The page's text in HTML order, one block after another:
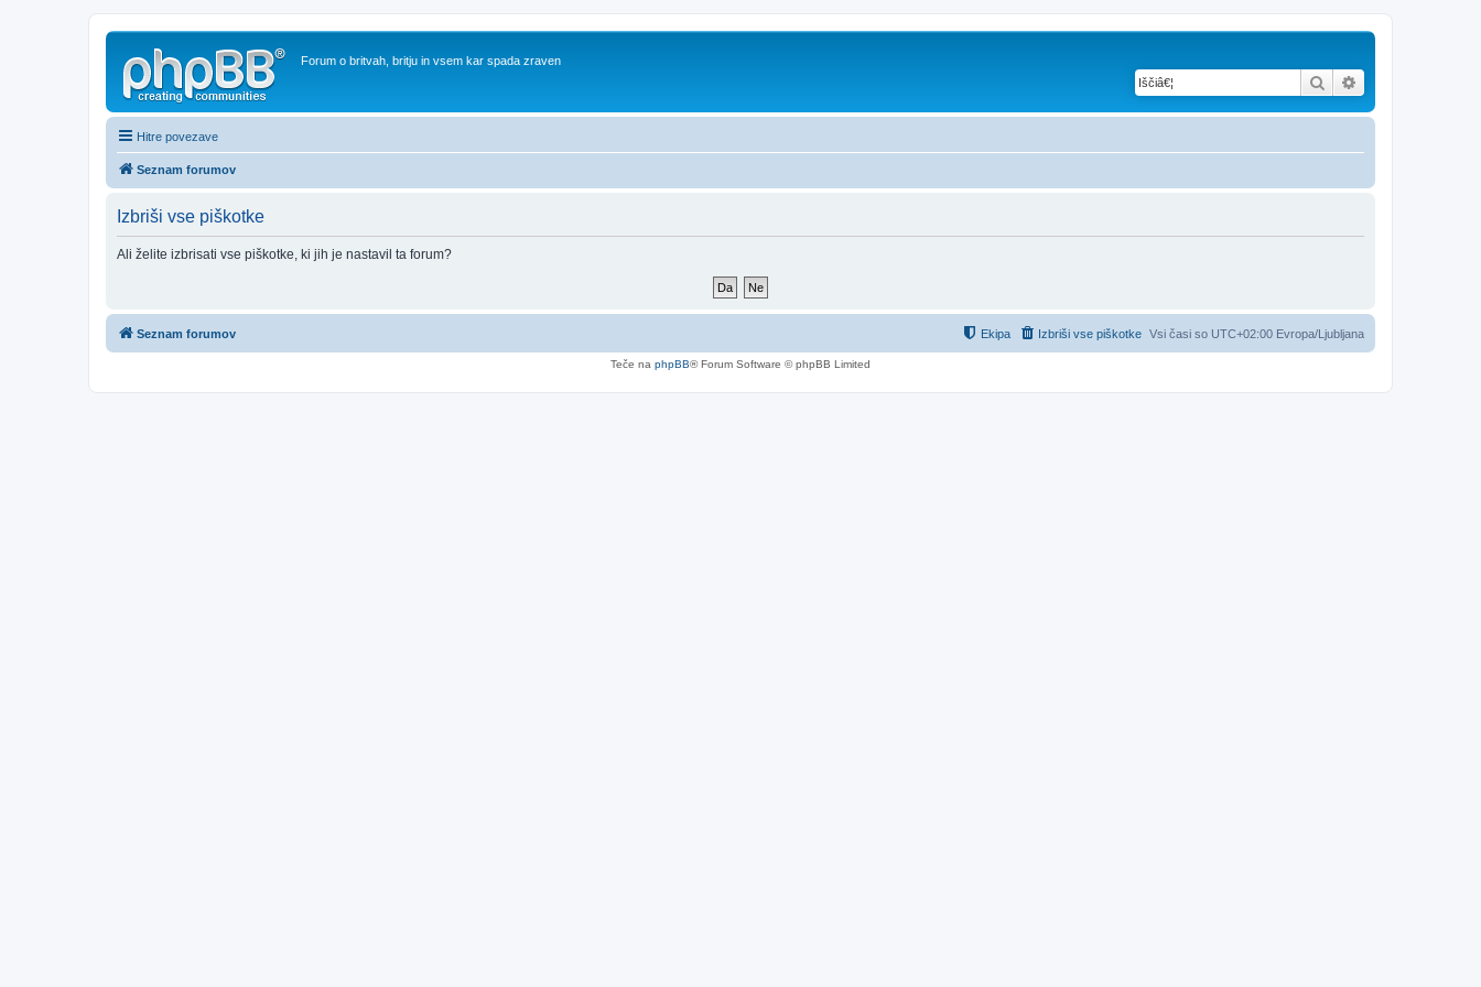
Forum o britvah, britju in vsem kar spada zraven
Iskanje
Hitre povezave
Seznam forumov
Izbriši vse piškotke
Ali želite izbrisati vse piškotke, ki jih je nastavil ta forum?
Seznam forumov Vsi časi so UTC+02:00 Evropa/Ljubljana
Izbriši vse piškotke
Ekipa
Teče na phpBB® Forum Software © phpBB Limited